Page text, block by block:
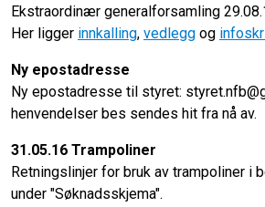
Ekstraordinær generalforsamling
Her ligger innkalling, vedlegg og
Ny epostadresse
Ny epostadresse til styret:
henvendelser bes sendes hit fra nå av.
31.05.16 Trampoliner
Retningslinjer for bruk av trampoliner i
under "Søknadsskjema".